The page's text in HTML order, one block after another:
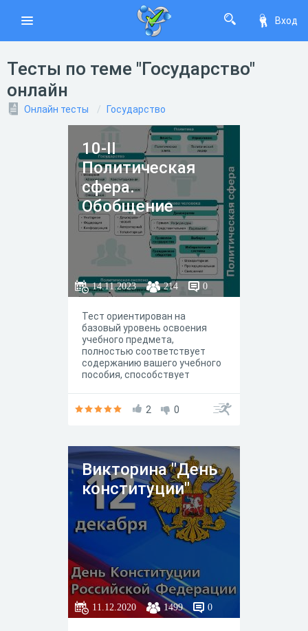
Вход
Тесты по теме "Государство"
онлайн
Онлайн тесты Государство
10-II
Политическая
сфера.
Обобщение
14.11.2023 214 0
Тест ориентирован на
базовый уровень освоения
учебного предмета,
полностью соответствует
содержанию вашего учебного
пособия, способствует
общества".
2 0
Викторина "День
конституции"
11.12.2020 1499 0